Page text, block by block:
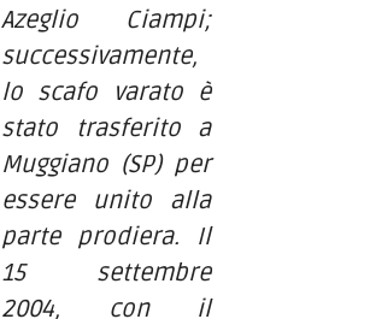
Azeglio Ciampi;
successivamente,
lo scafo varato è
stato trasferito a
Muggiano (SP) per
essere unito alla
parte prodiera. Il
15 settembre
2004, con il